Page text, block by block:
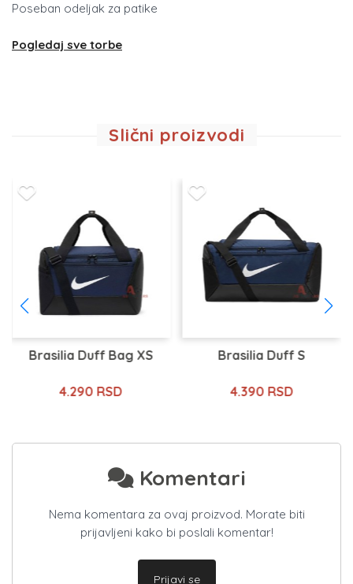
Poseban odeljak za patike
Pogledaj sve torbe
Slični proizvodi
Brasilia Duff Bag XS
4.290 RSD
Brasilia Duff S
4.390 RSD
Komentari
Nema komentara za ovaj proizvod. Morate biti
prijavljeni kako bi poslali komentar!
Prijavi se